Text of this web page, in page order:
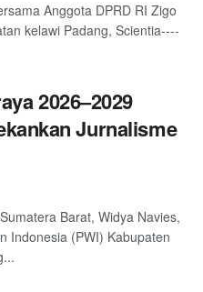
Anggota DPRD RI Zigo
kelawi Padang, Scientia----
2026–2029
Jurnalisme
Barat, Widya Navies,
Indonesia (PWI) Kabupaten